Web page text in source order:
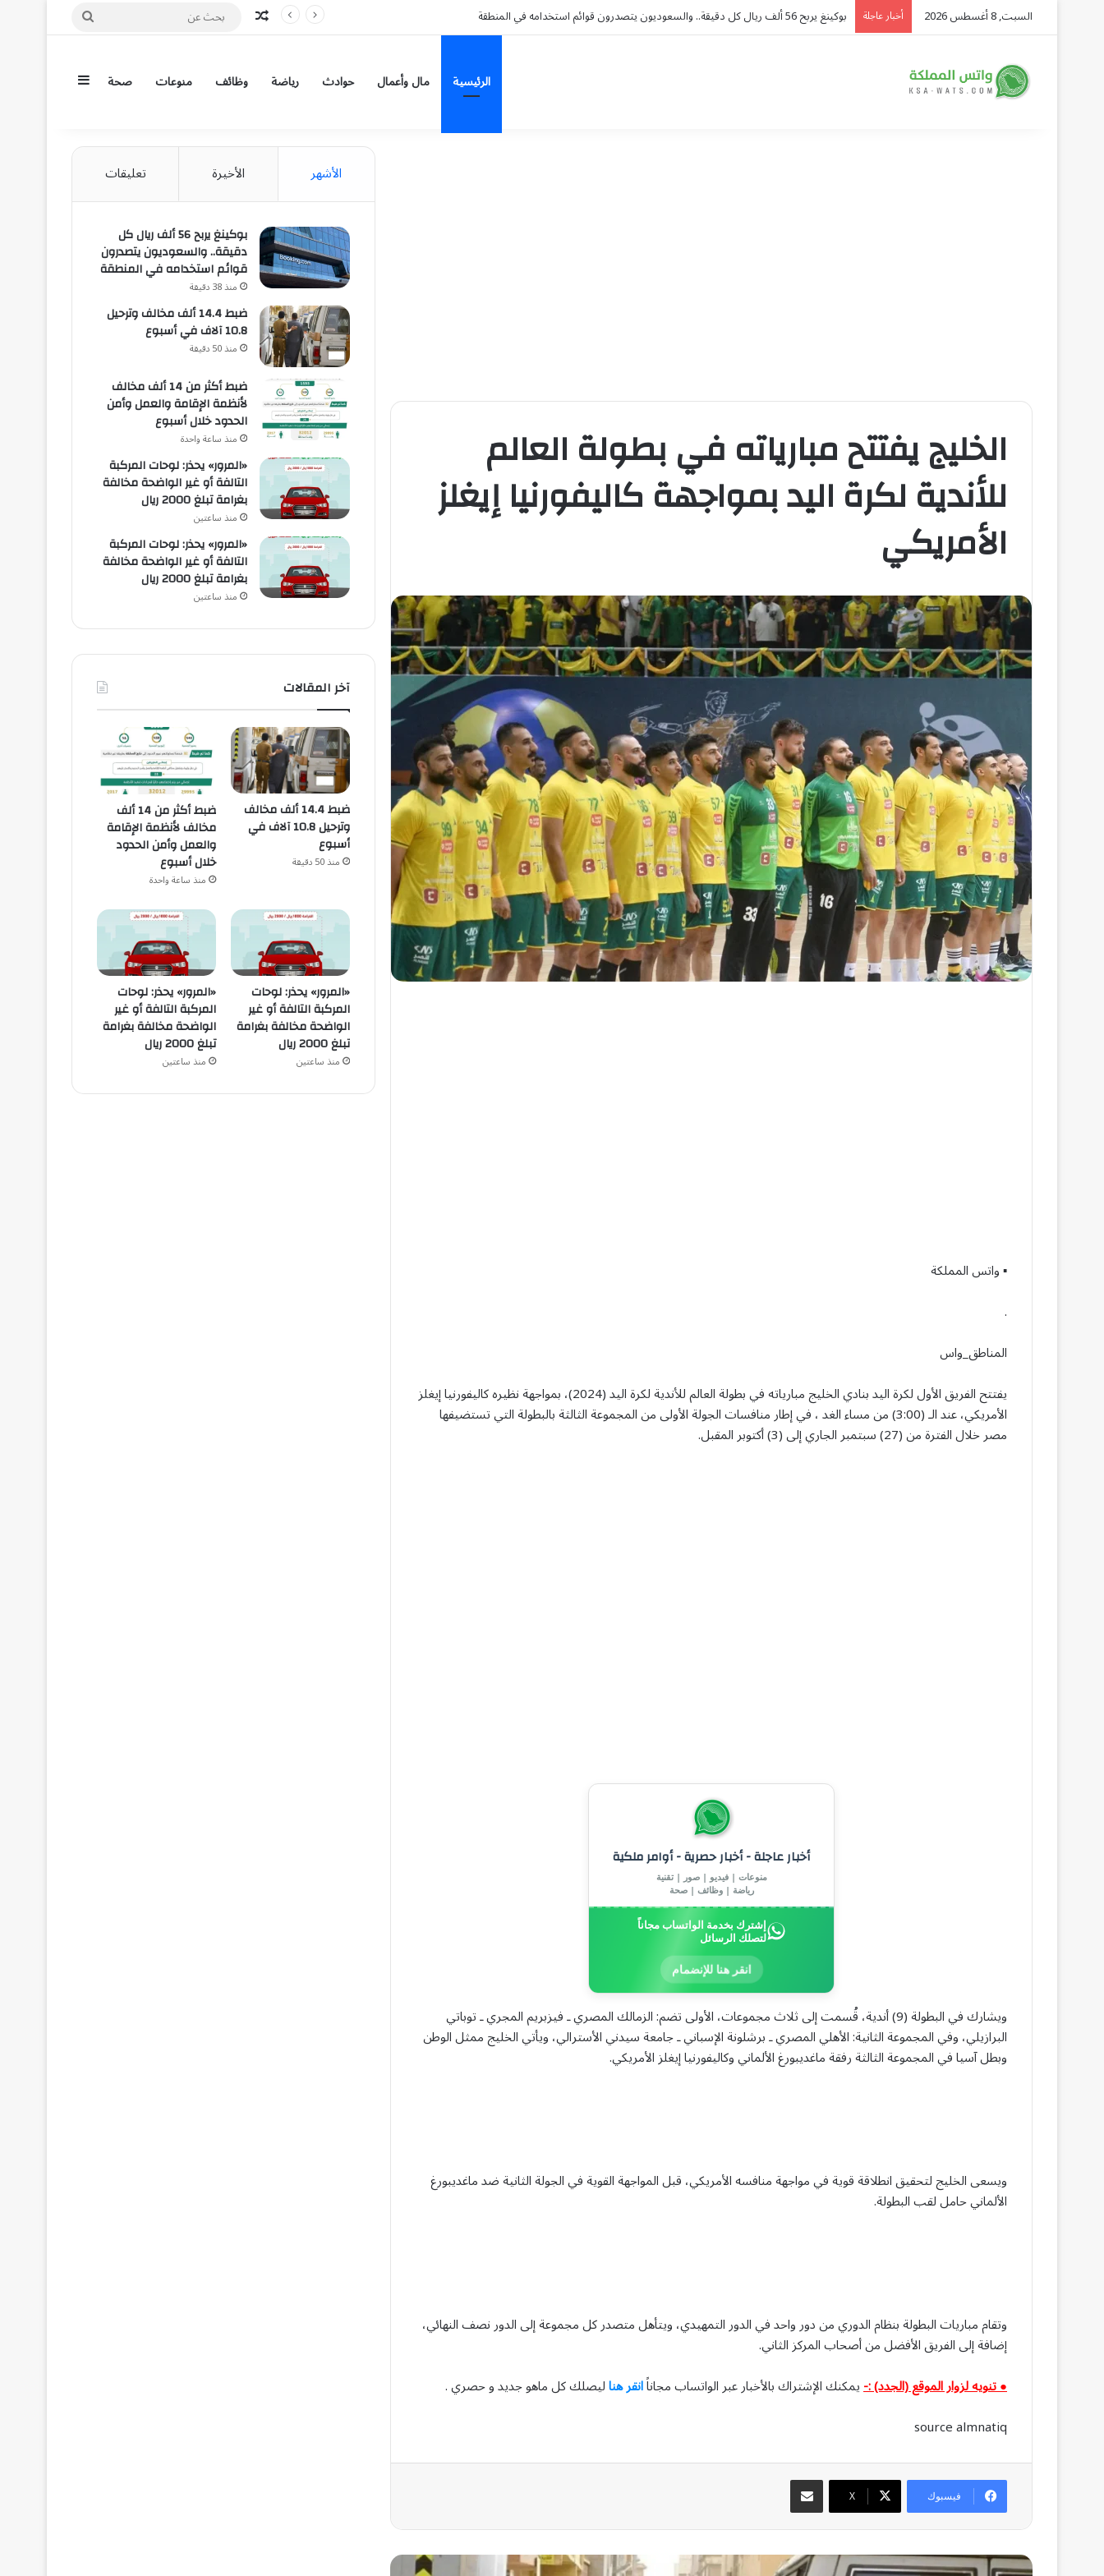
السبت, 8 أغسطس 2026 أخبار عاجلة ضبط 14.4 ألف مخالف وترحيل 10.8 آلاف في أسبوع مقال عشوائي
بحث
الرئيسية مال وأعمال حوادث رياضة وظائف منوعات صحة إضافة عمود
الخليج يفتتح مبارياته في بطولة العالم
للأندية لكرة اليد بمواجهة كاليفورنيا إيغلز
الأمريكي
▪︎ واتس المملكة
.
المناطق_واس
يفتتح الفريق الأول لكرة اليد بنادي الخليج مبارياته في بطولة العالم للأندية لكرة اليد (2024)، بمواجهة نظيره كاليفورنيا إيغلز
الأمريكي، عند الـ (3:00) من مساء الغد ، في إطار منافسات الجولة الأولى من المجموعة الثالثة بالبطولة التي تستضيفها
مصر خلال الفترة من (27) سبتمبر الجاري إلى (3) أكتوبر المقبل.
أخبار عاجلة - أخبار حصرية - أوامر ملكية
منوعات | فيديو | صور | تقنية
رياضة | وظائف | صحة
إشترك بخدمة الواتساب مجاناً
لتصلك الرسائل
انقر هنا للإنضمام
ويشارك في البطولة (9) أندية، قُسمت إلى ثلاث مجموعات، الأولى تضم: الزمالك المصري ـ فيزبريم المجري ـ توباتي
البرازيلي، وفي المجموعة الثانية: الأهلي المصري ـ برشلونة الإسباني ـ جامعة سيدني الأسترالي، ويأتي الخليج ممثل الوطن
وبطل آسيا في المجموعة الثالثة رفقة ماغديبورغ الألماني وكاليفورنيا إيغلز الأمريكي.
ويسعى الخليج لتحقيق انطلاقة قوية في مواجهة منافسه الأمريكي، قبل المواجهة القوية في الجولة الثانية ضد ماغديبورغ
الألماني حامل لقب البطولة.
وتقام مباريات البطولة بنظام الدوري من دور واحد في الدور التمهيدي، ويتأهل متصدر كل مجموعة إلى الدور نصف النهائي،
إضافة إلى الفريق الأفضل من أصحاب المركز الثاني.
● تنويه لزوار الموقع (الجدد) :-يمكنك الإشتراك بالأخبار عبر الواتساب مجاناًانقر هناليصلك كل ماهو جديد و حصري .
source almnatiq
فيسبوك ‫X
مشاركة عبر البريد
الأشهر الأخيرة تعليقات
بوكينغ يربح 56 ألف ريال كل
دقيقة.. والسعوديون يتصدرون
قوائم استخدامه في المنطقة
منذ 38 دقيقة
ضبط 14.4 ألف مخالف وترحيل
10.8 آلاف في أسبوع
منذ 50 دقيقة
ضبط أكثر من 14 ألف مخالف
لأنظمة الإقامة والعمل وأمن
الحدود خلال أسبوع
منذ ساعة واحدة
«المرور» يحذر: لوحات المركبة
التالفة أو غير الواضحة مخالفة
بغرامة تبلغ 2000 ريال
منذ ساعتين
«المرور» يحذر: لوحات المركبة
التالفة أو غير الواضحة مخالفة
بغرامة تبلغ 2000 ريال
منذ ساعتين
آخر المقالات
ضبط 14.4 ألف مخالف
وترحيل 10.8 آلاف في
أسبوع
منذ 50 دقيقة
ضبط أكثر من 14 ألف
مخالف لأنظمة الإقامة
والعمل وأمن الحدود
خلال أسبوع
منذ ساعة واحدة
«المرور» يحذر: لوحات
المركبة التالفة أو غير
الواضحة مخالفة بغرامة
تبلغ 2000 ريال
منذ ساعتين
«المرور» يحذر: لوحات
المركبة التالفة أو غير
الواضحة مخالفة بغرامة
تبلغ 2000 ريال
منذ ساعتين